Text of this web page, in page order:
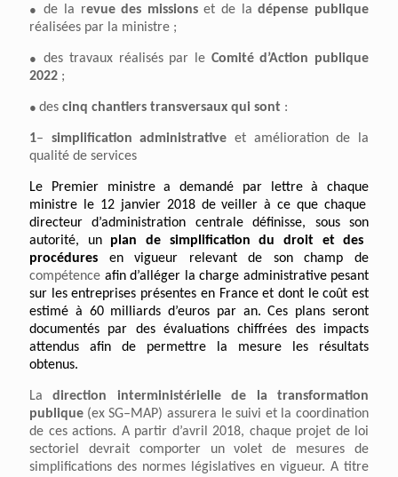
●de la revue des missionset de ladépense publique
réalisées par la ministre ;
●des travaux réalisés par le Comité d’Action publique
2022 ;
● des cinq chantiers transversaux qui sont :
1– simplification administrative et amélioration de la
qualité de services
Le Premier ministre a demandé par lettreà chaque
ministre le 12 janvier 2018 de veiller à ce que chaque
directeur d’administration centrale définisse, sous son
autorité, un plan de simplification du droit et des
procédures en vigueur relevant de son champ de
compétence afin d’alléger la charge administrative pesant
sur les entreprises présentes en France et dont le coût est
estimé à 60 milliards d’euros par an.Ces plansseront
documentés par des évaluations chiffrées des impacts
attendus afin de permettre la mesure les résultats
obtenus.
Ladirection interministérielle de la transformation
publique (ex SG–MAP) assurera le suivi et la coordination
de ces actions. A partir d’avril 2018, chaque projet de loi
sectoriel devrait comporter un volet de mesures de
simplifications des normes législatives en vigueur. A titre